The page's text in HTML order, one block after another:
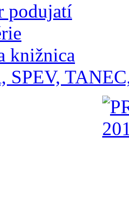
podujatí
knižnica
SPEV,